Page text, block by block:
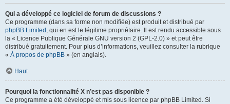
Qui a développé ce logiciel de forum de discussions ?
Ce programme (dans sa forme non modifiée) est produit et distribué par
phpBB Limited , qui en est le légitime propriétaire. Il est rendu accessible sous
la « Licence Publique Générale GNU version 2 (GPL-2.0) » et peut être
distribué gratuitement. Pour plus d’informations, veuillez consulter la rubrique
« À propos de phpBB » (en anglais).
Haut
Pourquoi la fonctionnalité X n’est pas disponible ?
Ce programme a été développé et mis sous licence par phpBB Limited. Si